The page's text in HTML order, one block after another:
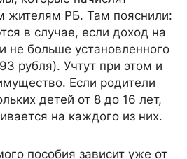
жителям РБ. Там пояснили:
в случае, если доход на
не больше установленного
рубля). Учтут при этом и
Если родители
детей от 8 до 16 лет,
на каждого из них.
пособия зависит уже от